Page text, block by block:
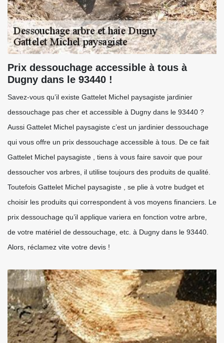
Prix dessouchage accessible à tous à
Dugny dans le 93440 !
Savez-vous qu’il existe Gattelet Michel paysagiste jardinier
dessouchage pas cher et accessible à Dugny dans le 93440 ?
Aussi Gattelet Michel paysagiste c’est un jardinier dessouchage
qui vous offre un prix dessouchage accessible à tous. De ce fait
Gattelet Michel paysagiste , tiens à vous faire savoir que pour
dessoucher vos arbres, il utilise toujours des produits de qualité.
Toutefois Gattelet Michel paysagiste , se plie à votre budget et
choisir les produits qui correspondent à vos moyens financiers. Le
prix dessouchage qu’il applique variera en fonction votre arbre,
de votre matériel de dessouchage, etc. à Dugny dans le 93440.
Alors, réclamez vite votre devis !